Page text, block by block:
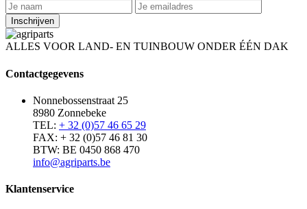
Inschrijven
ALLES VOOR LAND- EN TUINBOUW ONDER ÉÉN DAK
Contactgegevens
Nonnebossenstraat 25
8980 Zonnebeke
TEL: + 32 (0)57 46 65 29
FAX: + 32 (0)57 46 81 30
BTW: BE 0450 868 470
info@agriparts.be
Klantenservice